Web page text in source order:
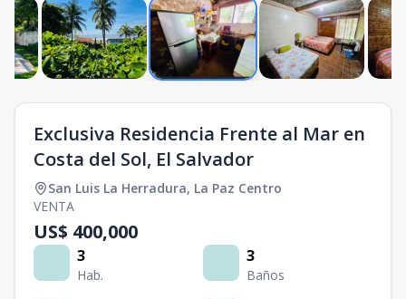
Exclusiva Residencia Frente al Mar en
Costa del Sol, El Salvador
San Luis La Herradura, La Paz Centro
VENTA
US$ 400,000
3
Hab.
3
Baños